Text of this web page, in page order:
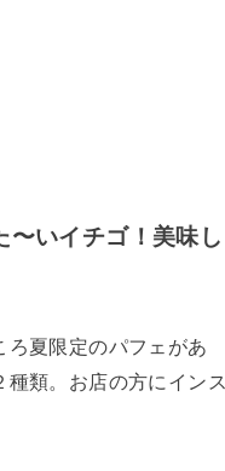
〜いイチゴ！美味し
夏限定のパフェがあ
類。お店の方にインス